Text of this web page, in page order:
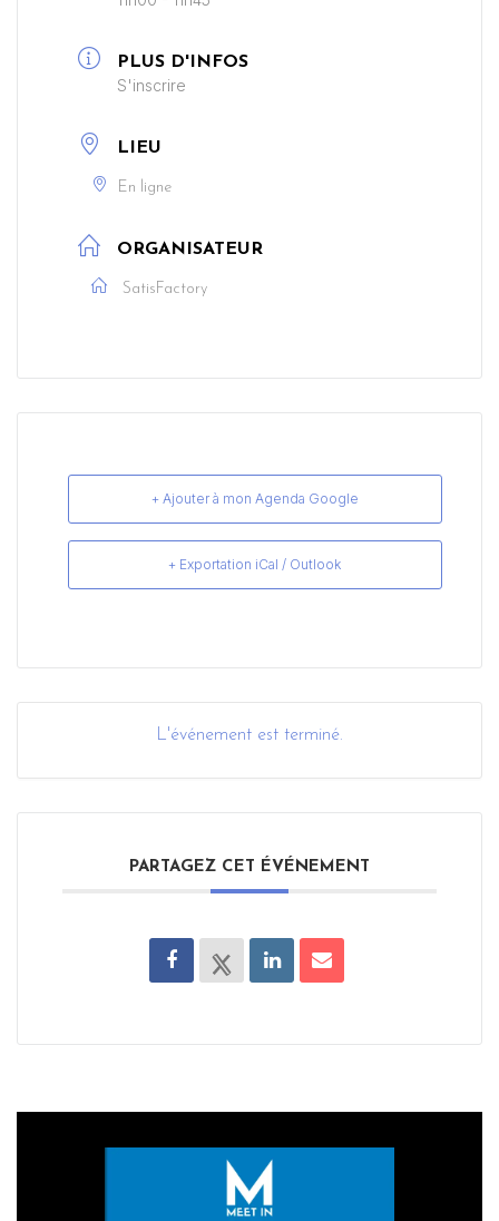
PLUS D'INFOS
S'inscrire
LIEU
En ligne
ORGANISATEUR
SatisFactory
+ Ajouter à mon Agenda Google
+ Exportation iCal / Outlook
L'événement est terminé.
PARTAGEZ CET ÉVÉNEMENT